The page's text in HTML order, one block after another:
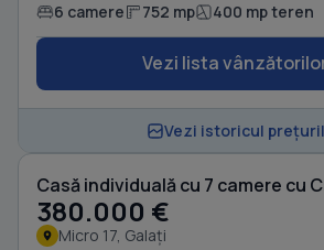
6 camere 752 mp 400 mp teren
Vezi lista
Vezi istoricul
380.000 €
Micro 17, Galați